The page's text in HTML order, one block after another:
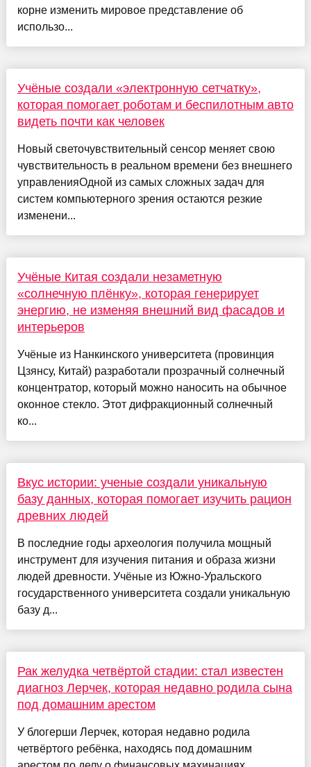
корне изменить мировое представление об
использо...
Учёные создали «электронную сетчатку»,
которая помогает роботам и беспилотным авто
видеть почти как человек
Новый светочувствительный сенсор меняет свою
чувствительность в реальном времени без внешнего
управленияОдной из самых сложных задач для
систем компьютерного зрения остаются резкие
изменени...
Учёные Китая создали незаметную
«солнечную плёнку», которая генерирует
энергию, не изменяя внешний вид фасадов и
интерьеров
Учёные из Нанкинского университета (провинция
Цзянсу, Китай) разработали прозрачный солнечный
концентратор, который можно наносить на обычное
оконное стекло. Этот дифракционный солнечный
ко...
Вкус истории: ученые создали уникальную
базу данных, которая помогает изучить рацион
древних людей
В последние годы археология получила мощный
инструмент для изучения питания и образа жизни
людей древности. Учёные из Южно-Уральского
государственного университета создали уникальную
базу д...
Рак желудка четвёртой стадии: стал известен
диагноз Лерчек, которая недавно родила сына
под домашним арестом
У блогерши Лерчек, которая недавно родила
четвёртого ребёнка, находясь под домашним